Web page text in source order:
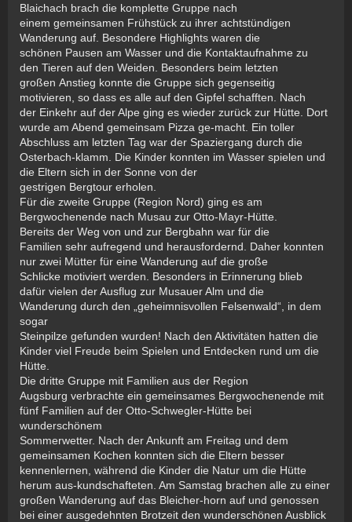
Blaichach brach die komplette Gruppe nach
einem gemeinsamen Frühstück zu ihrer achtstündigen
Wanderung auf. Besondere Highlights waren die
schönen Pausen am Wasser und die Kontaktaufnahme zu
den Tieren auf den Weiden. Besonders beim letzten
großen Anstieg konnte die Gruppe sich gegenseitig
motivieren, so dass es alle auf den Gipfel schafften. Nach
der Einkehr auf der Alpe ging es wieder zurück zur Hütte. Dort
wurde am Abend gemeinsam Pizza ge-macht. Ein toller
Abschluss am letzten Tag war der Spaziergang durch die
Osterbach-klamm. Die Kinder konnten im Wasser spielen und
die Eltern sich in der Sonne von der
gestrigen Bergtour erholen.
Für die zweite Gruppe (Region Nord) ging es am
Bergwochenende nach Musau zur Otto-Mayr-Hütte.
Bereits der Weg von und zur Bergbahn war für die
Familien sehr aufregend und herausfordernd. Daher konnten
nur zwei Mütter für eine Wanderung auf die große
Schlicke motiviert werden. Besonders in Erinnerung blieb
dafür vielen der Ausflug zur Musauer Alm und die
Wanderung durch den „geheimnisvollen Felsenwald“, in dem
sogar
Steinpilze gefunden wurden! Nach den Aktivitäten hatten die
Kinder viel Freude beim Spielen und Entdecken rund um die
Hütte.
Die dritte Gruppe mit Familien aus der Region
Augsburg verbrachte ein gemeinsames Bergwochenende mit
fünf Familien auf der Otto-Schwegler-Hütte bei
wunderschönem
Sommerwetter. Nach der Ankunft am Freitag und dem
gemeinsamen Kochen konnten sich die Eltern besser
kennenlernen, während die Kinder die Natur um die Hütte
herum aus-kundschafteten. Am Samstag brachen alle zu einer
großen Wanderung auf das Bleicher-horn auf und genossen
bei einer ausgedehnten Brotzeit den wunderschönen Ausblick